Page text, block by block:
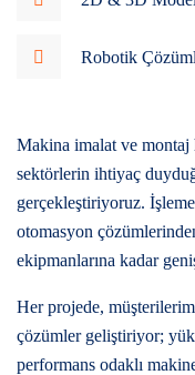
Robotik
Makina imalat ve montaj
sektörlerin ihtiyaç
gerçekleştiriyoruz.
otomasyon
ekipmanlarına kadar
Her projede,
çözümler geliştiriyor;
performans odaklı